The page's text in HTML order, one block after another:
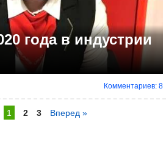
года в индустрии
Комментариев: 8
1 2 3 Вперед »